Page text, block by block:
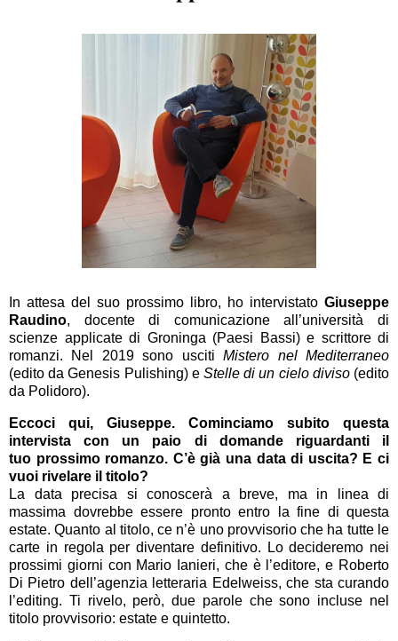
In attesa del suo prossimo libro, ho intervistato Giuseppe
Raudino, docente di comunicazione all’università di
scienze applicate di Groninga (Paesi Bassi) e scrittore di
romanzi. Nel 2019 sono uscitiMistero nel Mediterraneo
(edito da Genesis Pulishing) e Stelle di un cielo diviso(edito
da Polidoro).
Eccoci qui, Giuseppe. Cominciamo subito questa
intervista con un paio di domande riguardanti il
tuo prossimo romanzo. C’è già una data di uscita? E ci
vuoi rivelare il titolo?
La data precisa si conoscerà a breve, ma in linea di
massima dovrebbe essere pronto entro la fine di questa
estate. Quanto al titolo, ce n’è uno provvisorio che ha tutte le
carte in regola per diventare definitivo. Lo decideremo nei
prossimi giorni con Mario Ianieri, che è l’editore, e Roberto
Di Pietro dell’agenzia letteraria Edelweiss, che sta curando
l’editing. Ti rivelo, però, due parole che sono incluse nel
titolo provvisorio: estate e quintetto.